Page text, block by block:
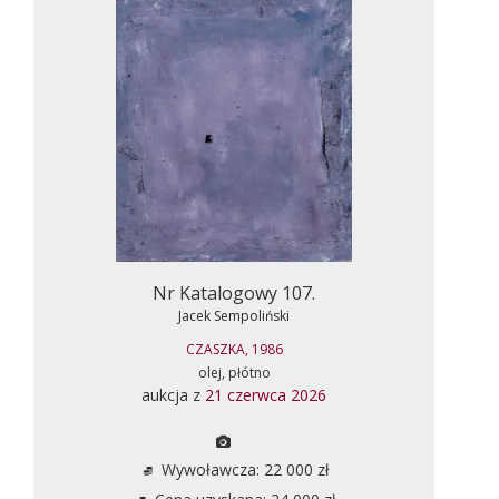
Nr Katalogowy 107.
Jacek Sempoliński
CZASZKA, 1986
olej, płótno
aukcja z 21 czerwca 2026
Wywoławcza: 22 000 zł